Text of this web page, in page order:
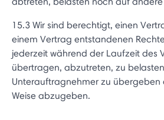
15.3 Wir sind berechtigt, einen
einem Vertrag entstandenen
jederzeit während der Laufzeit des
übertragen, abzutreten, zu
Unterauftragnehmer zu übergeben
Weise abzugeben.